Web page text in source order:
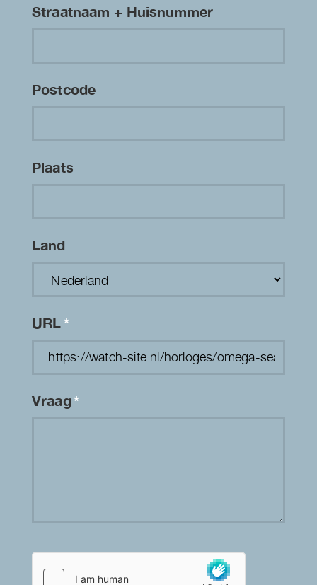
Straatnaam + Huisnummer
Postcode
Plaats
Land
URL*
Vraag*